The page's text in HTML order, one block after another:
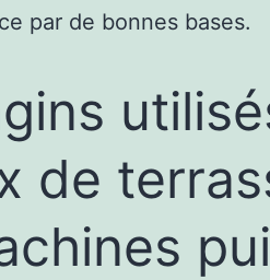
par de bonnes bases.
de